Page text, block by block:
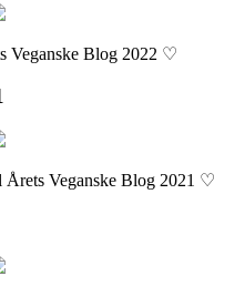
Veganske Blog 2022 ♡
Årets Veganske Blog 2021 ♡